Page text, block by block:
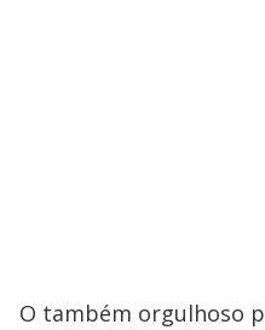
O também orgulhoso